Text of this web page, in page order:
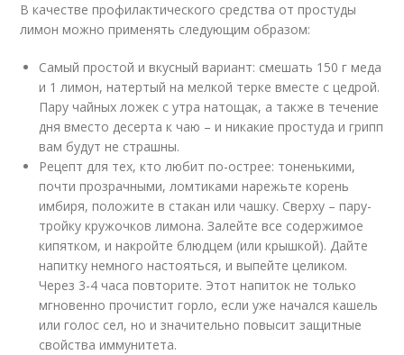
В качестве профилактического средства от простуды
лимон можно применять следующим образом:
Самый простой и вкусный вариант: смешать 150 г меда
и 1 лимон, натертый на мелкой терке вместе с цедрой.
Пару чайных ложек с утра натощак, а также в течение
дня вместо десерта к чаю – и никакие простуда и грипп
вам будут не страшны.
Рецепт для тех, кто любит по-острее: тоненькими,
почти прозрачными, ломтиками нарежьте корень
имбиря, положите в стакан или чашку. Сверху – пару-
тройку кружочков лимона. Залейте все содержимое
кипятком, и накройте блюдцем (или крышкой). Дайте
напитку немного настояться, и выпейте целиком.
Через 3-4 часа повторите. Этот напиток не только
мгновенно прочистит горло, если уже начался кашель
или голос сел, но и значительно повысит защитные
свойства иммунитета.